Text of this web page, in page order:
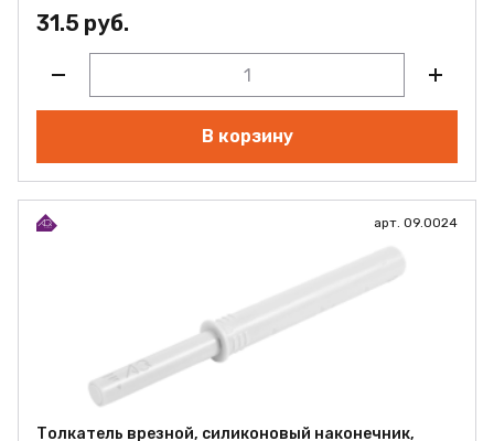
31.5 руб.
В корзину
арт. 09.0024
Толкатель врезной, силиконовый наконечник,